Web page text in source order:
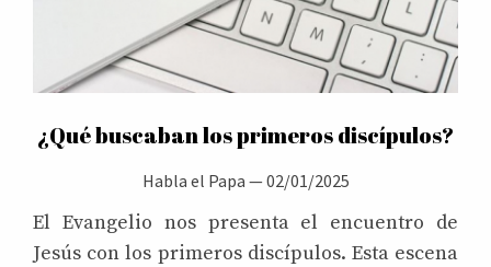
¿Qué buscaban los primeros discípulos?
Habla el Papa —02/01/2025
El Evangelio nos presenta el encuentro de
Jesús con los primeros discípulos. Esta escena